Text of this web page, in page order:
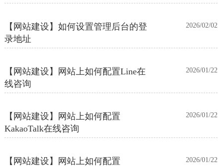
【网站建设】如何设置管理后台的登
录地址
2026/02/02
【网站建设】网站上如何配置Line在
线咨询
2026/01/22
【网站建设】网站上如何配置
KakaoTalk在线咨询
2026/01/22
【网站建设】网站上如何配置
2026/01/22